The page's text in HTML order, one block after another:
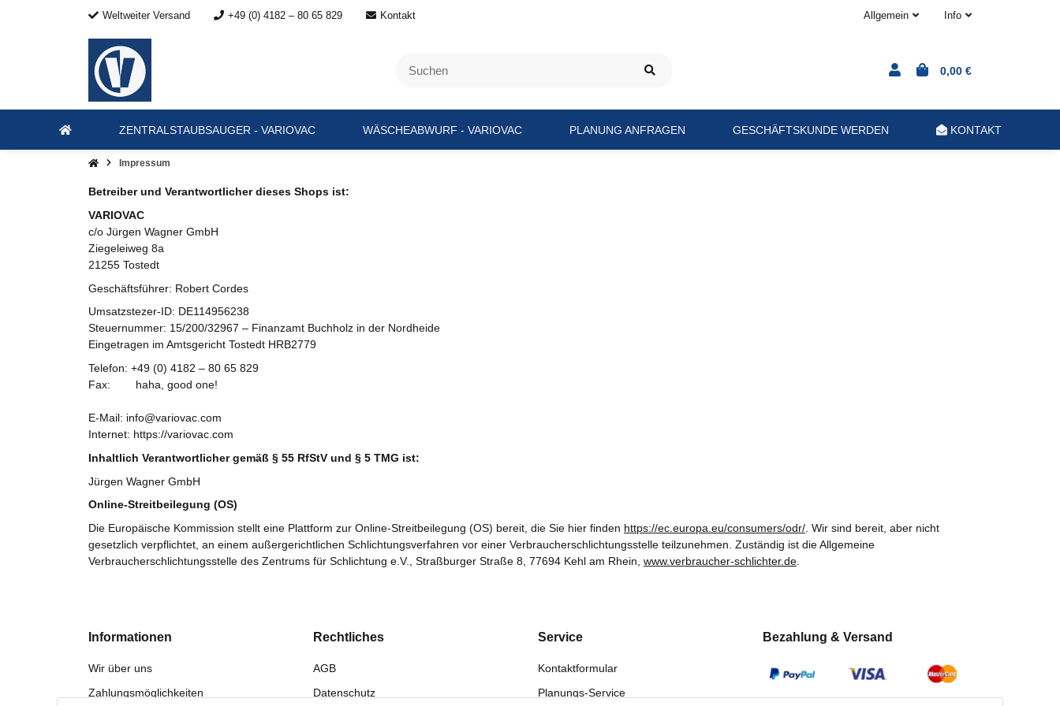
Weltweiter Versand +49 (0) 4182 – 80 65 829 Kontakt Allgemein Info
0,00 €
ZENTRALSTAUBSAUGER - VARIOVAC WÄSCHEABWURF - VARIOVAC PLANUNG ANFRAGEN GESCHÄFTSKUNDE WERDEN KONTAKT
Impressum
Betreiber und Verantwortlicher dieses Shops ist:
VARIOVAC
c/o Jürgen Wagner GmbH
Ziegeleiweg 8a
21255 Tostedt
Geschäftsführer: Robert Cordes
Umsatzstezer-ID: DE114956238
Steuernummer: 15/200/32967 – Finanzamt Buchholz in der Nordheide
Eingetragen im Amtsgericht Tostedt HRB2779
Telefon: +49 (0) 4182 – 80 65 829
Fax: haha, good one!
E-Mail: info@variovac.com
Internet: https://variovac.com
Inhaltlich Verantwortlicher gemäß § 55 RfStV und § 5 TMG ist:
Jürgen Wagner GmbH
Online-Streitbeilegung (OS)
Die Europäische Kommission stellt eine Plattform zur Online-Streitbeilegung (OS) bereit, die Sie hier finden https://ec.europa.eu/consumers/odr/ . Wir sind bereit, aber nicht
gesetzlich verpflichtet, an einem außergerichtlichen Schlichtungsverfahren vor einer Verbraucherschlichtungsstelle teilzunehmen. Zuständig ist die Allgemeine
Verbraucherschlichtungsstelle des Zentrums für Schlichtung e.V., Straßburger Straße 8, 77694 Kehl am Rhein, www.verbraucher-schlichter.de
Informationen
Wir über uns
Zahlungsmöglichkeiten
Rechtliches
AGB
Datenschutz
Service
Kontaktformular
Planungs-Service
Bezahlung & Versand